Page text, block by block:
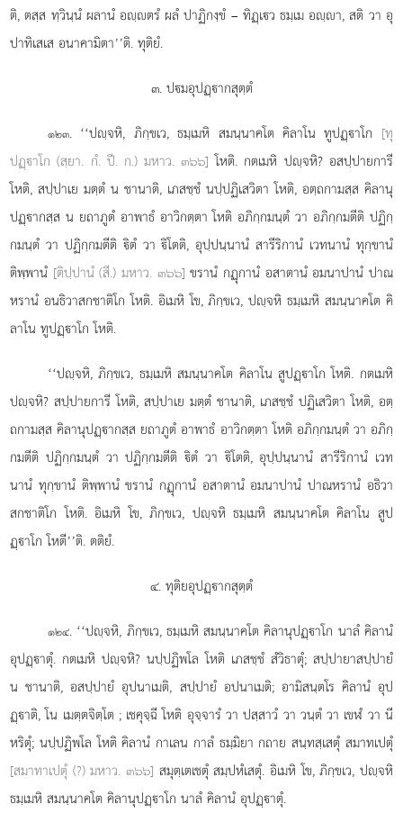
ติ, ตสฺส ทฺวินฺนํ ผลานํ อฺตรํ ผลํ ปาฏิกงฺขํ – ทิฏฺเว ธมฺเม อฺา, สติ วา อุ
ปาทิเสเส อนาคามิตา’’ติ. ทุติยํ.
๓. ปมอุปฏฺากสุตฺตํ
๑๒๓. ‘‘ปฺจหิ, ภิกฺขเว, ธมฺเมหิ สมนฺนาคโต คิลาโน ทูปฏฺาโก [ทุ
ปฏฺาโก (สฺยา. กํ. ปี. ก.) มหาว. ๓๖๖] โหติ. กตเมหิ ปฺจหิ? อสปฺปายการี
โหติ, สปฺปาเย มตฺตํ น ชานาติ, เภสชฺชํ นปฺปฏิเสวิตา โหติ, อตฺถกามสฺส คิลานุ
ปฏฺากสฺสน ยถาภูตํ อาพาธํ อาวิกตฺตา โหติ อภิกฺกมนฺตํ วา อภิกฺกมตีติ ปฏิกฺ
กมนฺตํ วา ปฏิกฺกมตีติ ิตํ วา ิโตติ, อุปฺปนฺนานํ สารีริกานํ เวทนานํ ทุกฺขานํ
ติพฺพานํ [ติปฺปานํ (สี.) มหาว. ๓๖๖] ขรานํ กฏุกานํ อสาตานํ อมนาปานํ ปาณ
หรานํ อนธิวาสกชาติโก โหติ. อิเมหิโข, ภิกฺขเว, ปฺจหิ ธมฺเมหิ สมนฺนาคโต คิ
ลาโน ทูปฏฺาโก โหติ.
‘‘ปฺจหิ, ภิกฺขเว, ธมฺเมหิ สมนฺนาคโต คิลาโน สูปฏฺาโก โหติ. กตเมหิ
ปฺจหิ? สปฺปายการี โหติ, สปฺปาเย มตฺตํ ชานาติ, เภสชฺชํ ปฏิเสวิตา โหติ, อตฺ
ถกามสฺส คิลานุปฏฺากสฺส ยถาภูตํ อาพาธํ อาวิกตฺตา โหติ อภิกฺกมนฺตํ วา อภิกฺ
กมตีติ ปฏิกฺกมนฺตํ วา ปฏิกฺกมตีติ ิตํ วา ิโตติ, อุปฺปนฺนานํ สารีริกานํ เวท
นานํ ทุกฺขานํ ติพฺพานํ ขรานํ กฏุกานํ อสาตานํ อมนาปานํ ปาณหรานํ อธิวา
สกชาติโก โหติ. อิเมหิ โข, ภิกฺขเว, ปฺจหิ ธมฺเมหิ สมนฺนาคโต คิลาโน สูป
ฏฺาโก โหตี’’ติ. ตติยํ.
๔. ทุติยอุปฏฺากสุตฺตํ
๑๒๔. ‘‘ปฺจหิ, ภิกฺขเว, ธมฺเมหิ สมนฺนาคโต คิลานุปฏฺาโก นาลํ คิลานํ
อุปฏฺาตุํ. กตเมหิ ปฺจหิ? นปฺปฏิพโล โหติ เภสชฺชํ สํวิธาตุํ; สปฺปายาสปฺปายํ
น ชานาติ, อสปฺปายํ อุปนาเมติ, สปฺปายํ อปนาเมติ; อามิสนฺตโร คิลานํ อุป
ฏฺาติ, โน เมตฺตจิตฺโต ; เชคุจฺฉี โหติ อุจฺจารํ วา ปสฺสาวํ วา วนฺตํ วา เขฬํ วา นี
หริตุํ; นปฺปฏิพโล โหติ คิลานํ กาเลน กาลํ ธมฺมิยา กถาย สนฺทสฺเสตุํ สมาทเปตุํ
[สมาทาเปตุํ (?) มหาว. ๓๖๖] สมุตฺเตเชตุํ สมฺปหํเสตุํ. อิเมหิ โข, ภิกฺขเว, ปฺจหิ
ธมฺเมหิสมนฺนาคโต คิลานุปฏฺาโก นาลํ คิลานํ อุปฏฺาตุํ.